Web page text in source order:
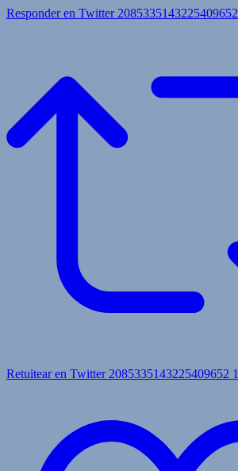
Responder en Twitter 2085335143225409652
Retuitear en Twitter 2085335143225409652 1